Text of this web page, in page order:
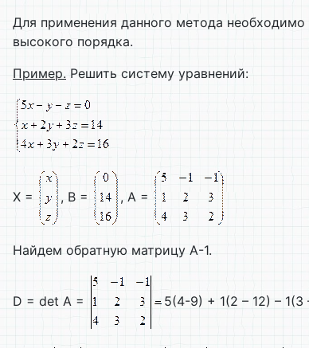
Для применения данного метода
высокого порядка.
Пример. Решить систему уравнений:
Х = , B = , A =
Найдем обратную матрицу А-1.
D = det A = 5(4-9) + 1(2 – 12) –